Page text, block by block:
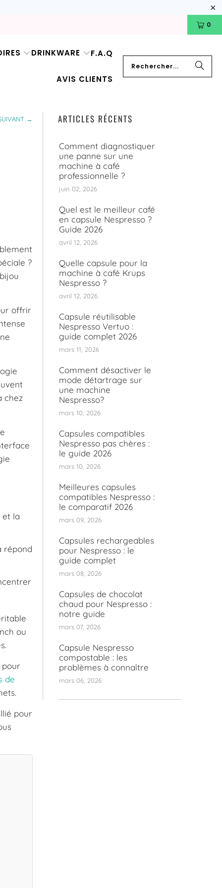
0
DRINKWARE F.A.Q
AVIS CLIENTS
→
?
offrir
chez
et la
répond
ou
pour
de
pour
ARTICLES RÉCENTS
Comment diagnostiquer
une panne sur une
machine à café
professionnelle ?
juin 02, 2026
Quel est le meilleur café
en capsule Nespresso ?
Guide 2026
avril 12, 2026
Quelle capsule pour la
machine à café Krups
Nespresso ?
avril 12, 2026
Capsule réutilisable
Nespresso Vertuo :
guide complet 2026
mars 11, 2026
Comment désactiver le
mode détartrage sur
une machine
Nespresso?
mars 10, 2026
Capsules compatibles
Nespresso pas chères :
le guide 2026
mars 10, 2026
Meilleures capsules
compatibles Nespresso :
le comparatif 2026
mars 09, 2026
Capsules rechargeables
pour Nespresso : le
guide complet
mars 08, 2026
Capsules de chocolat
chaud pour Nespresso :
notre guide
mars 07, 2026
Capsule Nespresso
compostable : les
problèmes à connaître
mars 06, 2026